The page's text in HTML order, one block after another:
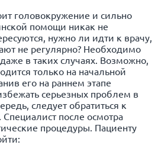
головокружение и сильно
помощи никак не
нужно ли идти к врачу,
не регулярно? Необходимо
в таких случаях. Возможно,
только на начальной
его на раннем этапе
серьезных проблем в
следует обратиться к
Специалист после осмотра
процедуры. Пациенту